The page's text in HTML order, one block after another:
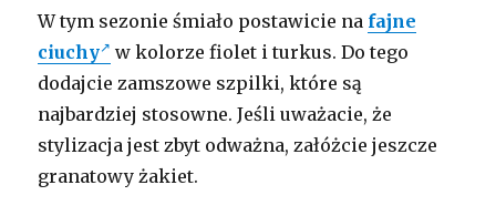
W tym sezonie śmiało postawicie na fajne
ciuchy
w kolorze fiolet i turkus. Do tego
dodajcie zamszowe szpilki, które są
najbardziej stosowne. Jeśli uważacie, że
stylizacja jest zbyt odważna, załóżcie jeszcze
granatowy żakiet.